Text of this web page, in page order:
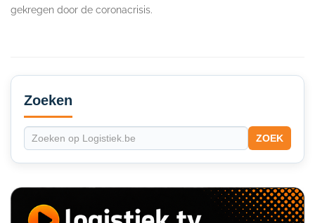
gekregen door de coronacrisis.
Secondary
Sidebar
Zoeken
ZOEK